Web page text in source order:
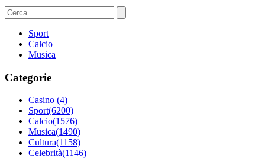
Sport
Calcio
Musica
Categorie
Casino (4)
Sport(6200)
Calcio(1576)
Musica(1490)
Cultura(1158)
Celebrità(1146)